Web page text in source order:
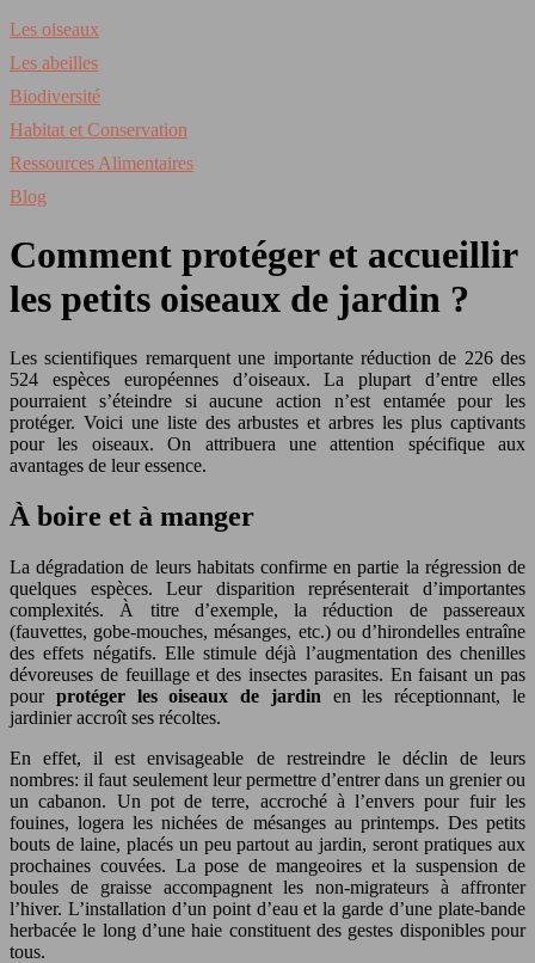
Les oiseaux
Les abeilles
Biodiversité
Habitat et Conservation
Ressources Alimentaires
Blog
Comment protéger et accueillir
les petits oiseaux de jardin ?
Les scientifiques remarquent une importante réduction de 226 des
524 espèces européennes d’oiseaux. La plupart d’entre elles
pourraient s’éteindre si aucune action n’est entamée pour les
protéger. Voici une liste des arbustes et arbres les plus captivants
pour les oiseaux. On attribuera une attention spécifique aux
avantages de leur essence.
À boire et à manger
La dégradation de leurs habitats confirme en partie la régression de
quelques espèces. Leur disparition représenterait d’importantes
complexités. À titre d’exemple, la réduction de passereaux
(fauvettes, gobe-mouches, mésanges, etc.) ou d’hirondelles entraîne
des effets négatifs. Elle stimule déjà l’augmentation des chenilles
dévoreuses de feuillage et des insectes parasites. En faisant un pas
pour protéger les oiseaux de jardin en les réceptionnant, le
jardinier accroît ses récoltes.
En effet, il est envisageable de restreindre le déclin de leurs
nombres: il faut seulement leur permettre d’entrer dans un grenier ou
un cabanon. Un pot de terre, accroché à l’envers pour fuir les
fouines, logera les nichées de mésanges au printemps. Des petits
bouts de laine, placés un peu partout au jardin, seront pratiques aux
prochaines couvées. La pose de mangeoires et la suspension de
boules de graisse accompagnent les non-migrateurs à affronter
l’hiver. L’installation d’un point d’eau et la garde d’une plate-bande
herbacée le long d’une haie constituent des gestes disponibles pour
tous.